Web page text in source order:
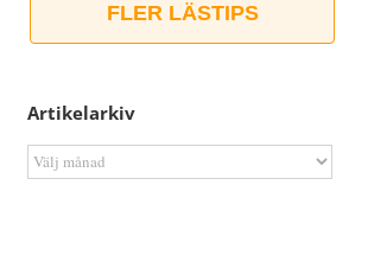
FLER LÄSTIPS
Artikelarkiv
Artikelarkiv